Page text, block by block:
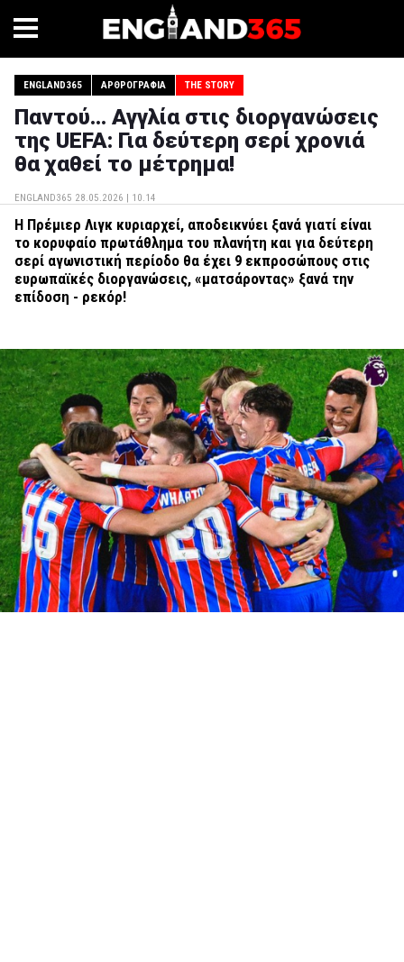
ENGLAND365 ΑΡΘΡΟΓΡΑΦΊΑ THE STORY
Παντού... Αγγλία στις διοργανώσεις
της UEFA: Για δεύτερη σερί χρονιά
θα χαθεί το μέτρημα!
ENGLAND365 28.05.2026 | 10.14
Η Πρέμιερ Λιγκ κυριαρχεί, αποδεικνύει ξανά γιατί είναι
το κορυφαίο πρωτάθλημα του πλανήτη και για δεύτερη
σερί αγωνιστική περίοδο θα έχει 9 εκπροσώπους στις
ευρωπαϊκές διοργανώσεις, «ματσάροντας» ξανά την
επίδοση - ρεκόρ!